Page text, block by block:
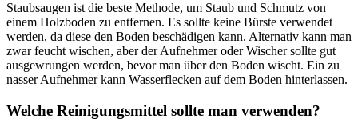
Staubsaugen ist die beste Methode, um Staub und Schmutz von
einem Holzboden zu entfernen. Es sollte keine Bürste verwendet
werden, da diese den Boden beschädigen kann. Alternativ kann man
zwar feucht wischen, aber der Aufnehmer oder Wischer sollte gut
ausgewrungen werden, bevor man über den Boden wischt. Ein zu
nasser Aufnehmer kann Wasserflecken auf dem Boden hinterlassen.
Welche Reinigungsmittel sollte man verwenden?